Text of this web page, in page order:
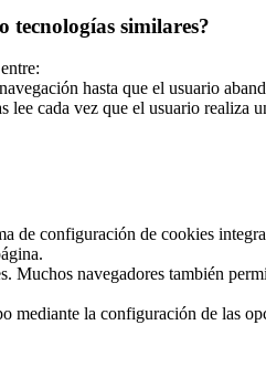
tecnologías similares?
hasta que el usuario
cada vez que el usuario
de configuración de cookies
navegadores también
mediante la configuración de las